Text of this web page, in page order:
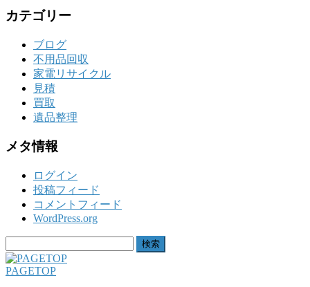
カテゴリー
ブログ
不用品回収
家電リサイクル
見積
買取
遺品整理
メタ情報
ログイン
投稿フィード
コメントフィード
WordPress.org
索:
PAGETOP